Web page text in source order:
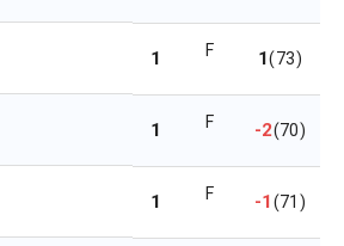
1 F 1(73)
1 F -2(70)
1 F -1(71)